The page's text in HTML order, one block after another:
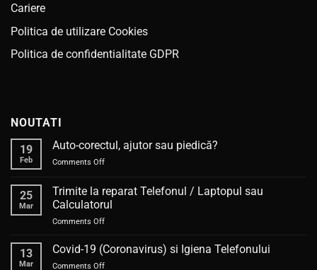
Cariere
Politica de utilizare Cookies
Politica de confidentialitate GDPR
NOUTATI
19
Feb
Auto-corectul, ajutor sau piedică?
Comments Offon
ajutor
sau
piedică?
25
Mar
Trimite la reparat Telefonul / Laptopul sau
Calculatorul
Comments Offon
la
13
Mar
Covid-19 (Coronavirus) si Igiena Telefonului
Comments Offon